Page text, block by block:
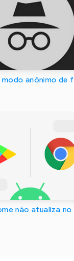
anônimo de
não atualiza no